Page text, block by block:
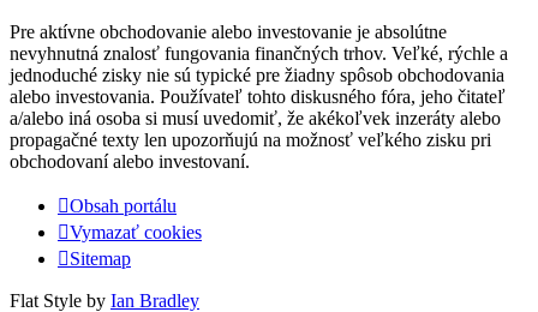
Pre aktívne obchodovanie alebo investovanie je absolútne
nevyhnutná znalosť fungovania finančných trhov. Veľké, rýchle a
jednoduché zisky nie sú typické pre žiadny spôsob obchodovania
alebo investovania. Používateľ tohto diskusného fóra, jeho čitateľ
a/alebo iná osoba si musí uvedomiť, že akékoľvek inzeráty alebo
propagačné texty len upozorňujú na možnosť veľkého zisku pri
obchodovaní alebo investovaní.
Obsah portálu
Vymazať cookies
Sitemap
Flat Style by Ian Bradley